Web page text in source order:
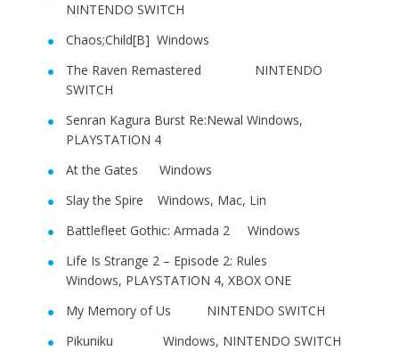
NINTENDO SWITCH
Chaos;Child[B] Windows
The Raven Remastered NINTENDO
SWITCH
Senran Kagura Burst Re:Newal Windows,
PLAYSTATION 4
At the Gates Windows
Slay the Spire Windows, Mac, Lin
Battlefleet Gothic: Armada 2 Windows
Life Is Strange 2 – Episode 2: Rules
Windows, PLAYSTATION 4, XBOX ONE
My Memory of Us NINTENDO SWITCH
Pikuniku Windows, NINTENDO SWITCH